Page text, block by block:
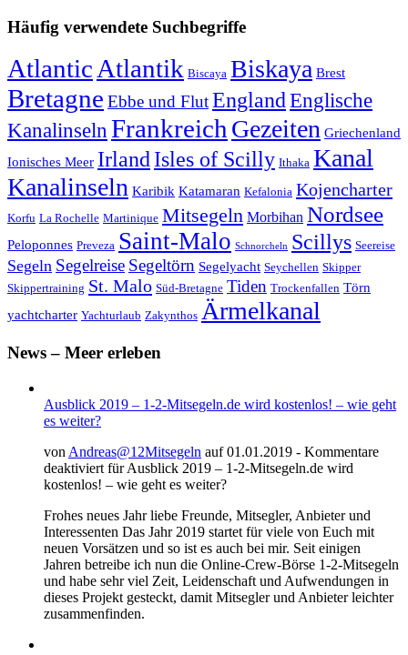
Häufig verwendete Suchbegriffe
AtlanticAtlantik Biscaya Biskaya Brest
Bretagne Ebbe und Flut EnglandEnglische
KanalinselnFrankreichGezeiten Griechenland
Ionisches Meer IrlandIsles of Scilly Ithaka Kanal
Kanalinseln Karibik Katamaran Kefalonia Kojencharter
Korfu La Rochelle Martinique Mitsegeln Morbihan Nordsee
Peloponnes Preveza Saint-Malo Schnorcheln Scillys Seereise
Segeln Segelreise Segeltörn Segelyacht Seychellen Skipper
Skippertraining St. Malo Süd-Bretagne Tiden Trockenfallen Törn
yachtcharter Yachturlaub Zakynthos Ärmelkanal
News – Meer erleben
Ausblick 2019 – 1-2-Mitsegeln.de wird kostenlos! – wie geht
es weiter?
von Andreas@12Mitsegeln auf 01.01.2019 - Kommentare
deaktiviert für Ausblick 2019 – 1-2-Mitsegeln.de wird
kostenlos! – wie geht es weiter?
Frohes neues Jahr liebe Freunde, Mitsegler, Anbieter und
Interessenten Das Jahr 2019 startet für viele von Euch mit
neuen Vorsätzen und so ist es auch bei mir. Seit einigen
Jahren betreibe ich nun die Online-Crew-Börse 1-2-Mitsegeln
und habe sehr viel Zeit, Leidenschaft und Aufwendungen in
dieses Projekt gesteckt, damit Mitsegler und Anbieter leichter
zusammenfinden.